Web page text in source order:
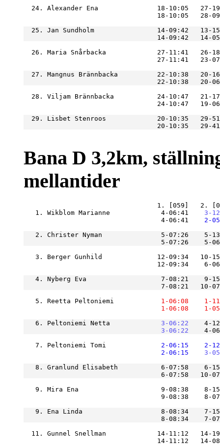
24. Alexander Ena               18-10:05   27-
18-10:05   28-
25. Jan Sundholm                14-09:42   13-
26. Maria Snårbacka             27-11:41   26-
27. Mangnus Brännbacka          22-10:38   20-
28. Viljam Brännbacka           24-10:47   21-
29. Lisbet Stenroos             20-10:35   29-
Bana D 3,2km,
mellantider
   1. Wikblom Marianne             4-06:41
3-
                                   4-06:41
2-
2. Christer Nyman               5-07:26    5-
5-07:26    5-
3. Berger Gunhild              12-09:34   10-
12-09:34    6-
4. Nyberg Eva                   7-08:21    9-
7-08:21   10-
   5. Reetta Peltoniemi
    1-06:08
1-
    1-06:08
1-
   6. Peltoniemi Netta
    3-06:22
4-
    3-06:22
4-
   7. Peltoniemi Tomi
    2-06:15
2-
    2-06:15
3-
8. Granlund Elisabeth           6-07:58    6-
6-07:58   10-
9. Mira Ena                     9-08:38    8-
9. Ena Linda                    8-08:34    7-
11. Gunnel Snellman             14-11:12   14-